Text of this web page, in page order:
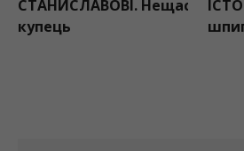
СТАНИСЛАВОВІ. Нещасливий
купець